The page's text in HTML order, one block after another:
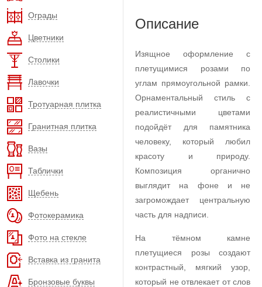
Ограды
Цветники
Столики
Лавочки
Тротуарная плитка
Гранитная плитка
Вазы
Таблички
Щебень
Фотокерамика
Фото на стекле
Вставка из гранита
Бронзовые буквы
Описание
Изящное оформление с
плетущимися розами по
углам прямоугольной рамки.
Орнаментальный стиль с
реалистичными цветами
подойдёт для памятника
человеку, который любил
красоту и природу.
Композиция органично
выглядит на фоне и не
загромождает центральную
часть для надписи.
На тёмном камне
плетущиеся розы создают
контрастный, мягкий узор,
который не отвлекает от слов